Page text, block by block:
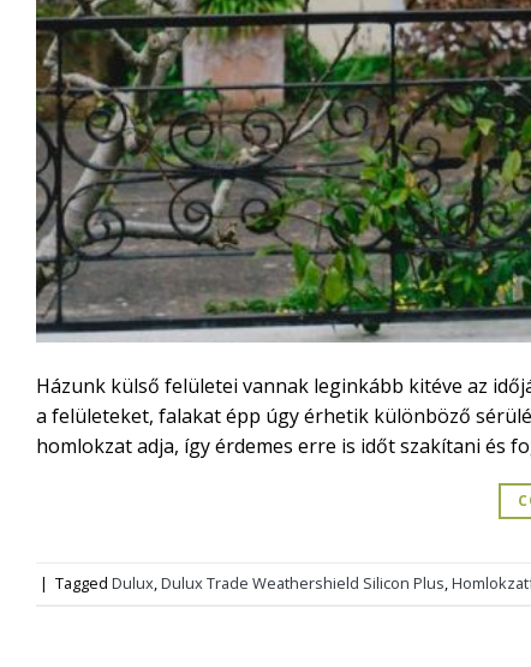
Házunk külső felületei vannak leginkább kitéve az
a felületeket, falakat épp úgy érhetik különböző
homlokzat adja, így érdemes erre is időt szakítani és
| Tagged Dulux,Dulux Trade Weathershield Silicon Plus,